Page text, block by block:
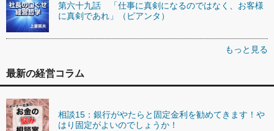
第六十九話 「仕事に真剣になるのではなく、お客様
に真剣であれ」（ピアンタ）
もっと見る
最新の経営コラム
相談15：銀行がやたらと固定金利を勧めてきます！や
はり固定がよいのでしょうか！